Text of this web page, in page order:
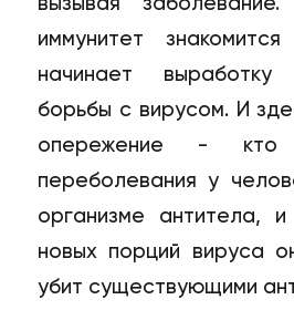
иммунитет
начинает
борьбы с вирусом. И
опережение - кто
переболевания у
организме антитела,
новых порций вируса
убит существующими